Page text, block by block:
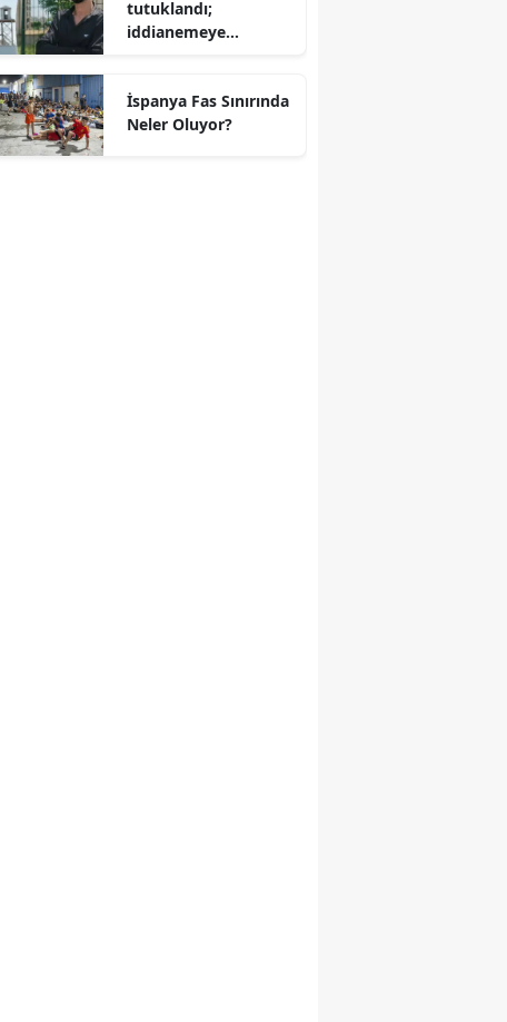
tutuklandı;
iddianemeye
İspanya Fas Sınırında
Neler Oluyor?